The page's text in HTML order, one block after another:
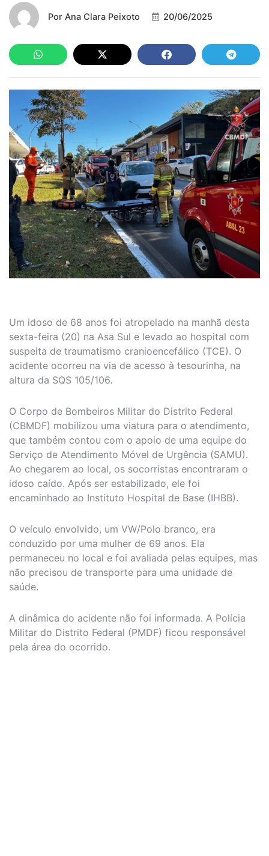
Por Ana Clara Peixoto 20/06/2025
Um idoso de 68 anos foi atropelado na manhã desta
sexta-feira (20) na Asa Sul e levado ao hospital com
suspeita de traumatismo cranioencefálico (TCE). O
acidente ocorreu na via de acesso à tesourinha, na
altura da SQS 105/106.
O Corpo de Bombeiros Militar do Distrito Federal
(CBMDF) mobilizou uma viatura para o atendimento,
que também contou com o apoio de uma equipe do
Serviço de Atendimento Móvel de Urgência (SAMU).
Ao chegarem ao local, os socorristas encontraram o
idoso caído. Após ser estabilizado, ele foi
encaminhado ao Instituto Hospital de Base (IHBB).
O veículo envolvido, um VW/Polo branco, era
conduzido por uma mulher de 69 anos. Ela
permaneceu no local e foi avaliada pelas equipes, mas
não precisou de transporte para uma unidade de
saúde.
A dinâmica do acidente não foi informada. A Polícia
Militar do Distrito Federal (PMDF) ficou responsável
pela área do ocorrido.